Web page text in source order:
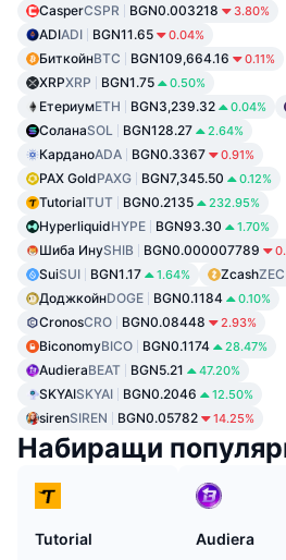
CasperCSPR BGN0.003218 3.80%
ADIADI BGN11.65 0.04%
БиткойнBTC BGN109,664.16 0.11%
XRPXRP BGN1.75 0.50%
ЕтериумETH BGN3,239.32 0.04%
СоланаSOL BGN128.27 2.64%
КарданоADA BGN0.3367 0.91%
PAX GoldPAXG BGN7,345.50 0.12%
TutorialTUT BGN0.2135 232.95%
HyperliquidHYPE BGN93.30 1.70%
Шиба ИнуSHIB BGN0.000007789
SuiSUI BGN1.17 1.64% ZcashZEC
ДоджкойнDOGE BGN0.1184 0.10%
CronosCRO BGN0.08448 2.93%
BiconomyBICO BGN0.1174 28.47%
AudieraBEAT BGN5.21 47.20%
SKYAISKYAI BGN0.2046 12.50%
sirenSIREN BGN0.05782 14.25%
Набиращи
Tutorial
Audiera